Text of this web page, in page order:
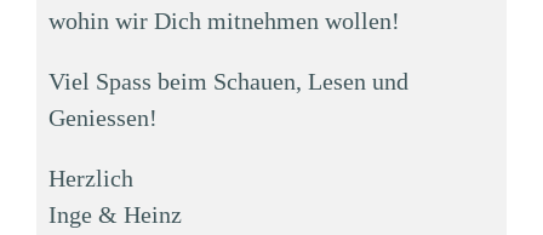
wohin wir Dich mitnehmen wollen!
Viel Spass beim Schauen, Lesen und
Geniessen!
Herzlich
Inge & Heinz